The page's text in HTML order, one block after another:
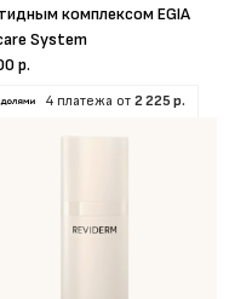
комплексом EGIA
System
р.
4 платежа от 2 225 р.